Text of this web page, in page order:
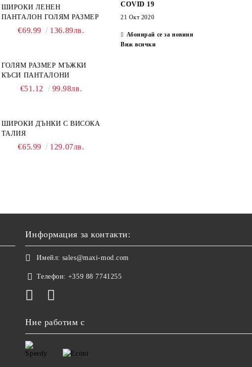
ШИРОКИ ЛЕНЕН
ПАНТАЛОН ГОЛЯМ РАЗМЕР
€69.99 136.89лв.
ГОЛЯМ РАЗМЕР МЪЖКИ
КЪСИ ПАНТАЛОНИ
€51.12 99.98лв.
ШИРОКИ ДЪНКИ С ВИСОКА
ТАЛИЯ
€65.99 129.07лв.
COVID 19
21 Окт 2020
Абонирай се за новини
Виж всички
Информация за контакти:
Имейл: sales@maxi-mod.com
Телефон: +359 88 7741255
Ние работим с